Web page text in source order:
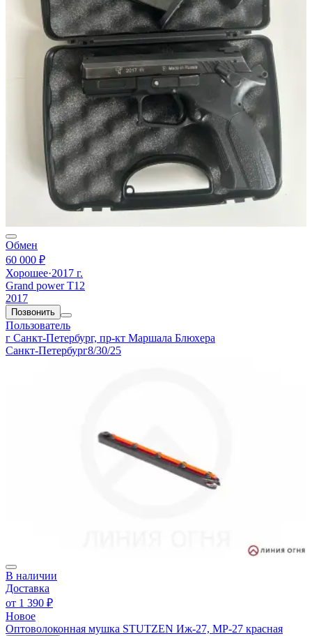
Обмен
60 000 ₽
Хорошее·2017 г.
Grand power T12
2017
Позвонить
Пользователь
г Санкт-Петербург, пр-кт Маршала Блюхера
Санкт-Петербург8/30/25
В наличии
Доставка
от 1 390 ₽
Новое
Оптоволоконная мушка STUTZEN Иж-27, МР-27 красная